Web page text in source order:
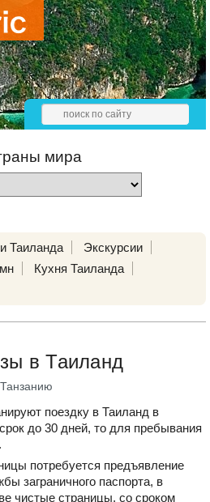
мира
Таиланда
Экскурсии
Кухня Таиланда
в Таиланд
поездку в Таиланд в
до 30 дней, то для пребывания
потребуется предъявление
заграничного паспорта, в
чистые страницы, со сроком